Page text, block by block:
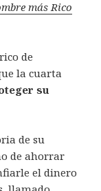
más Rico
de
la cuarta
su
de su
de ahorrar
el dinero